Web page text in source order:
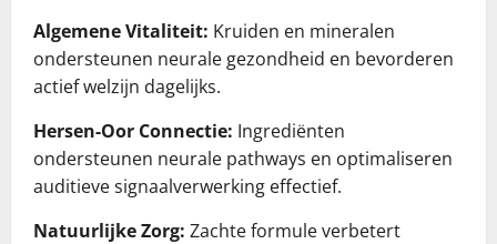
Algemene Vitaliteit: Kruiden en mineralen
ondersteunen neurale gezondheid en bevorderen
actief welzijn dagelijks.
Hersen-Oor Connectie: Ingrediënten
ondersteunen neurale pathways en optimaliseren
auditieve signaalverwerking effectief.
Natuurlijke Zorg: Zachte formule verbetert